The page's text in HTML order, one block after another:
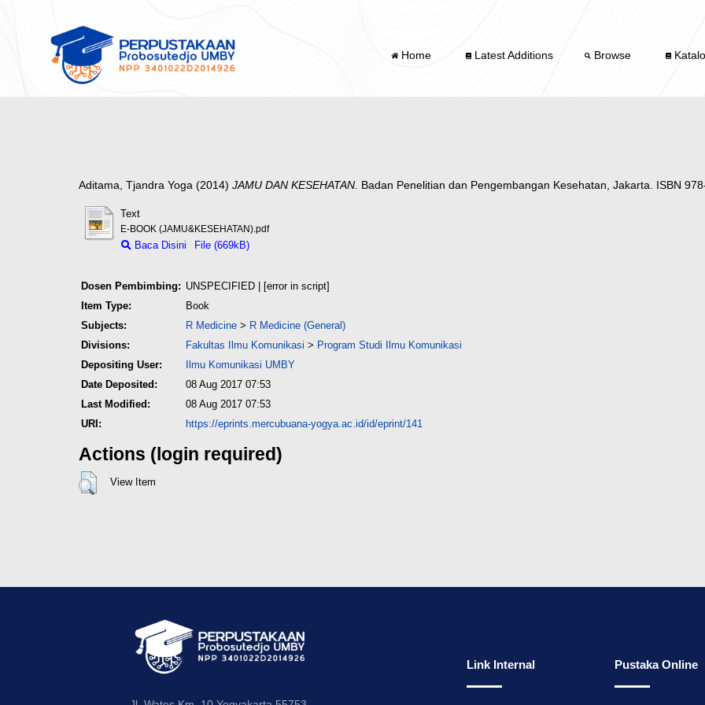
Home Latest Additions Browse
Aditama, Tjandra Yoga (2014) JAMU DAN KESEHATAN. Badan Penelitian dan Pengembangan Kesehatan, Jakarta. ISBN
Text
E-BOOK (JAMU&KESEHATAN).pdf
Baca Disini File (669kB)
Dosen Pembimbing: UNSPECIFIED | [error in script]
Item Type:
Book
Subjects:
R Medicine > R Medicine (General)
Divisions:
Fakultas Ilmu Komunikasi > Program Studi Ilmu Komunikasi
Depositing User:
Ilmu Komunikasi UMBY
Date Deposited:
08 Aug 2017 07:53
Last Modified:
08 Aug 2017 07:53
URI:
https://eprints.mercubuana-yogya.ac.id/id/eprint/141
Actions (login required)
View Item
Link Internal Pustaka Online